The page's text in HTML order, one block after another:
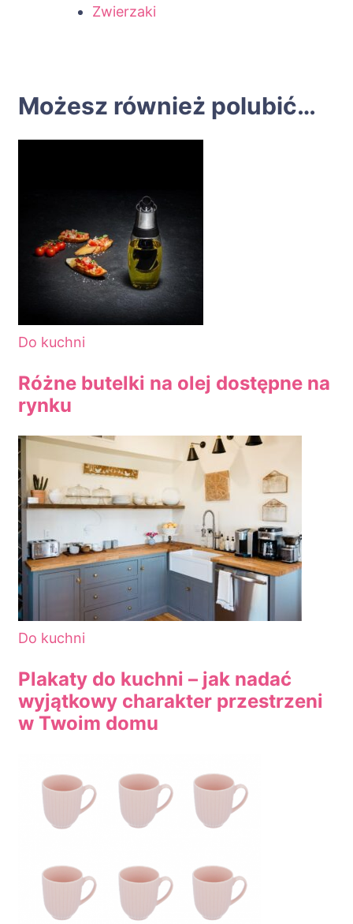
Zwierzaki
Możesz również polubić…
Do kuchni
Różne butelki na olej dostępne na
rynku
Do kuchni
Plakaty do kuchni – jak nadać
wyjątkowy charakter przestrzeni
w Twoim domu